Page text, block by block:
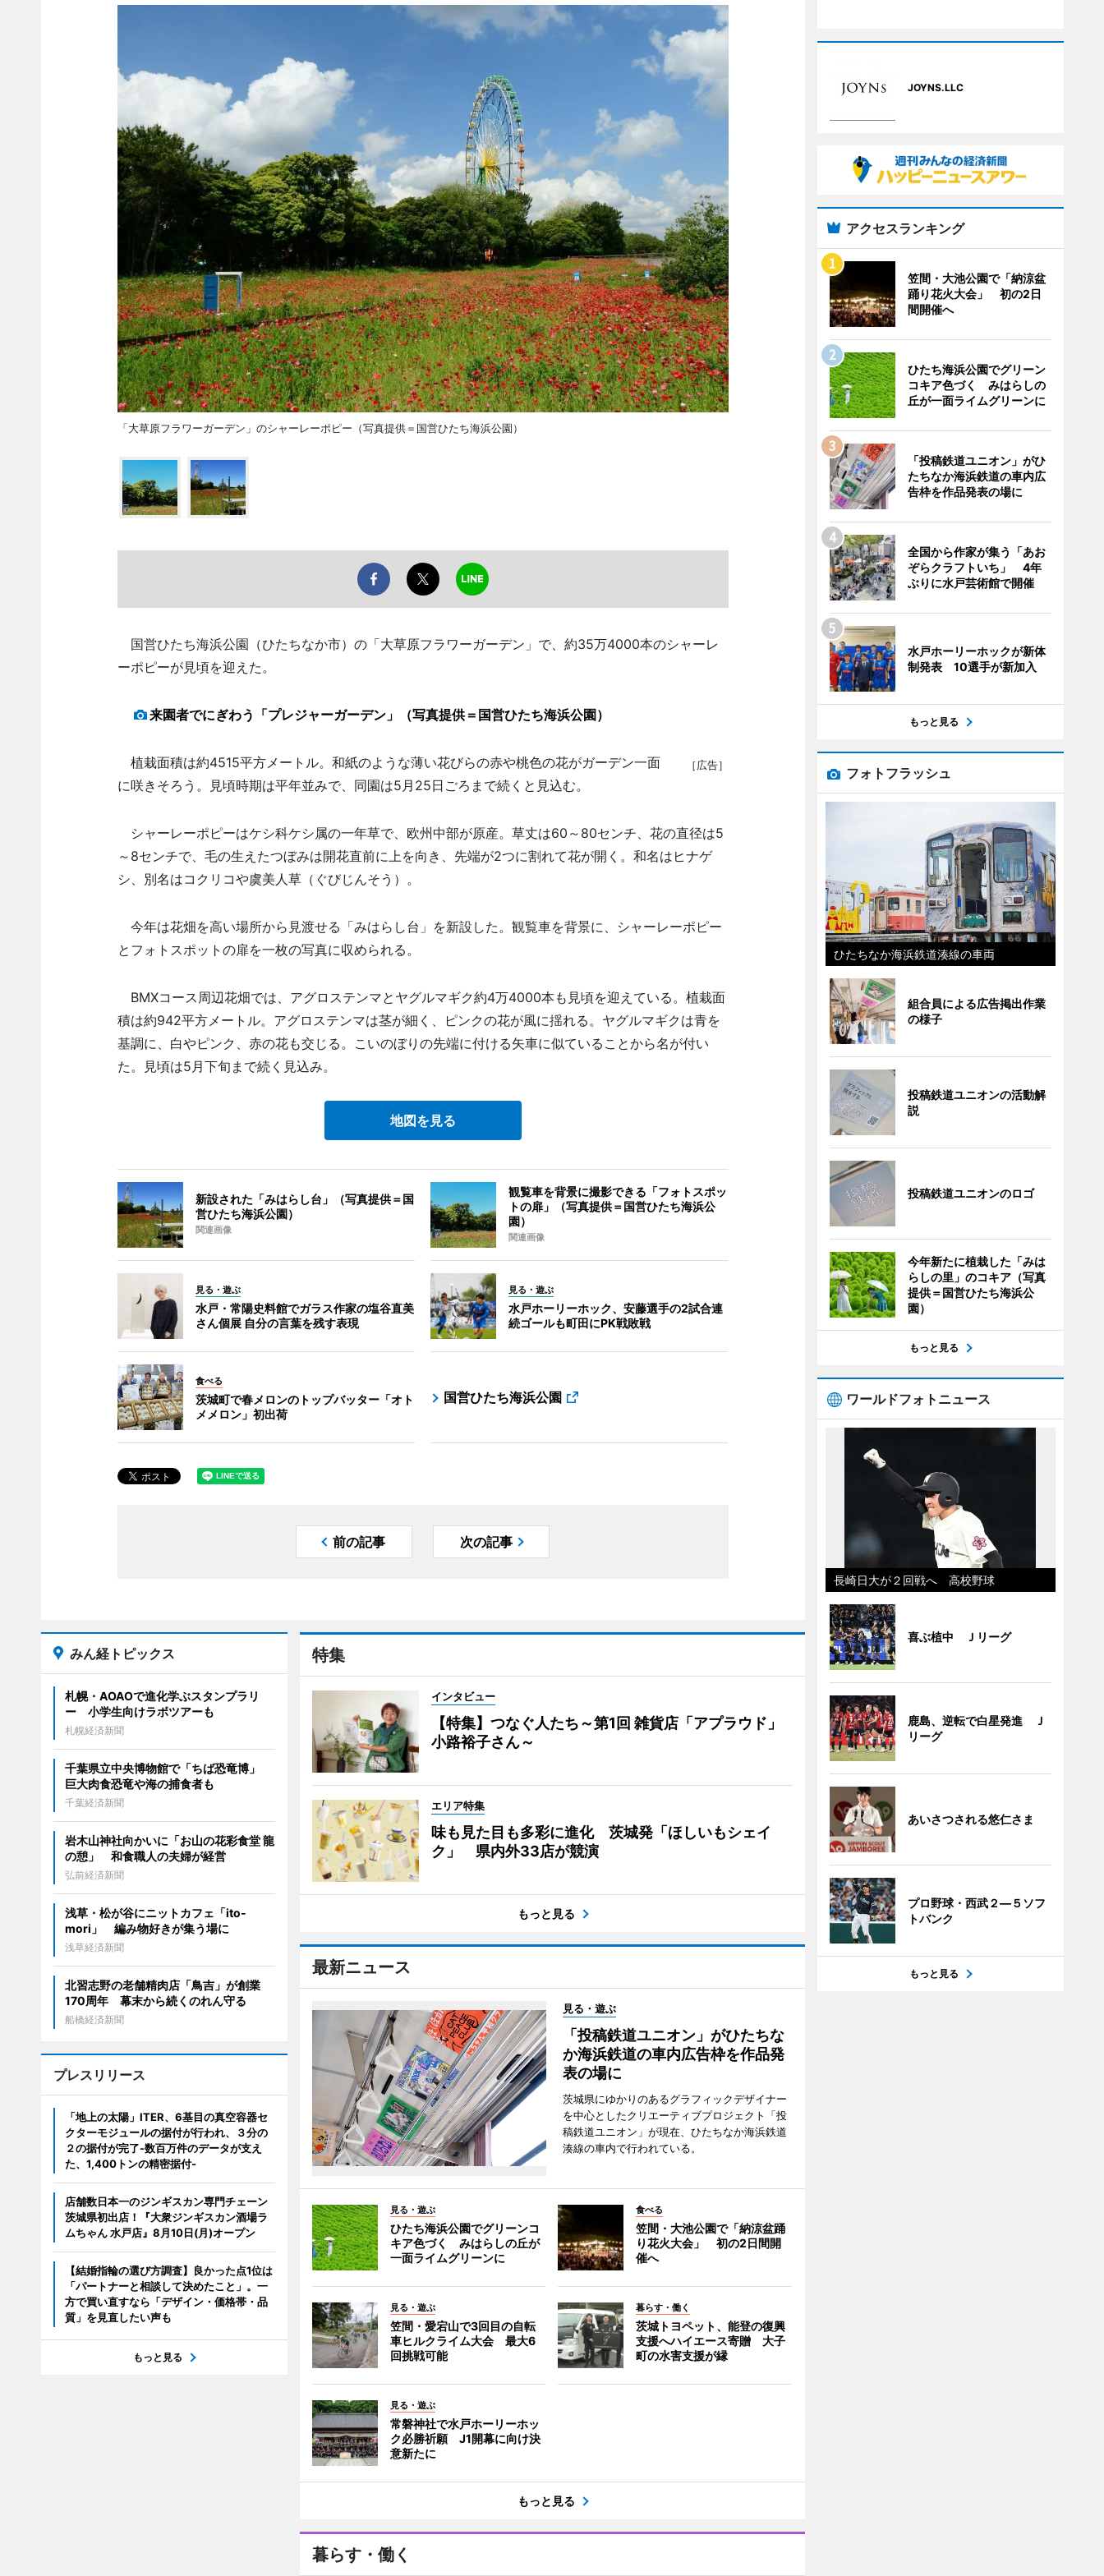
「大草原フラワーガーデン」のシャーレーポピー（写真提供＝国営ひたち海浜公園）
国営ひたち海浜公園（ひたちなか市）の「大草原フラワーガーデン」で、約35万4000本のシャーレ
ーポピーが見頃を迎えた。
来園者でにぎわう「プレジャーガーデン」（写真提供＝国営ひたち海浜公園）
［広告］
植栽面積は約4515平方メートル。和紙のような薄い花びらの赤や桃色の花がガーデン一面
に咲きそろう。見頃時期は平年並みで、同園は5月25日ごろまで続くと見込む。
シャーレーポピーはケシ科ケシ属の一年草で、欧州中部が原産。草丈は60～80センチ、花の直径は5
～8センチで、毛の生えたつぼみは開花直前に上を向き、先端が2つに割れて花が開く。和名はヒナゲ
シ、別名はコクリコや虞美人草（ぐびじんそう）。
今年は花畑を高い場所から見渡せる「みはらし台」を新設した。観覧車を背景に、シャーレーポピー
とフォトスポットの扉を一枚の写真に収められる。
BMXコース周辺花畑では、アグロステンマとヤグルマギク約4万4000本も見頃を迎えている。植栽面
積は約942平方メートル。アグロステンマは茎が細く、ピンクの花が風に揺れる。ヤグルマギクは青を
基調に、白やピンク、赤の花も交じる。こいのぼりの先端に付ける矢車に似ていることから名が付い
た。見頃は5月下旬まで続く見込み。
地図を見る
新設された「みはらし台」（写真提供＝国
営ひたち海浜公園）
関連画像
観覧車を背景に撮影できる「フォトスポッ
トの扉」（写真提供＝国営ひたち海浜公
園）
関連画像
見る・遊ぶ
水戸・常陽史料館でガラス作家の塩谷直美
さん個展 自分の言葉を残す表現
見る・遊ぶ
水戸ホーリーホック、安藤選手の2試合連
続ゴールも町田にPK戦敗戦
食べる
茨城町で春メロンのトップバッター「オト
メメロン」初出荷
国営ひたち海浜公園
前の記事 次の記事
特集
インタビュー
【特集】つなぐ人たち～第1回 雑貨店「アプラウド」
小路裕子さん～
エリア特集
味も見た目も多彩に進化 茨城発「ほしいもシェイ
ク」 県内外33店が競演
もっと見る
最新ニュース
見る・遊ぶ
「投稿鉄道ユニオン」がひたちな
か海浜鉄道の車内広告枠を作品発
表の場に
茨城県にゆかりのあるグラフィックデザイナー
を中心としたクリエーティブプロジェクト「投
稿鉄道ユニオン」が現在、ひたちなか海浜鉄道
湊線の車内で行われている。
見る・遊ぶ
ひたち海浜公園でグリーンコ
キア色づく みはらしの丘が
一面ライムグリーンに
食べる
笠間・大池公園で「納涼盆踊
り花火大会」 初の2日間開
催へ
見る・遊ぶ
笠間・愛宕山で3回目の自転
車ヒルクライム大会 最大6
回挑戦可能
暮らす・働く
茨城トヨペット、能登の復興
支援へハイエース寄贈 大子
町の水害支援が縁
見る・遊ぶ
常磐神社で水戸ホーリーホッ
ク必勝祈願 J1開幕に向け決
意新たに
もっと見る
暮らす・働く
みん経トピックス
札幌・AOAOで進化学ぶスタンプラリ
ー 小学生向けラボツアーも
札幌経済新聞
千葉県立中央博物館で「ちば恐竜博」
巨大肉食恐竜や海の捕食者も
千葉経済新聞
岩木山神社向かいに「お山の花彩食堂 龍
の憩」 和食職人の夫婦が経営
弘前経済新聞
浅草・松が谷にニットカフェ「ito-
mori」 編み物好きが集う場に
浅草経済新聞
北習志野の老舗精肉店「鳥吉」が創業
170周年 幕末から続くのれん守る
船橋経済新聞
プレスリリース
「地上の太陽」ITER、6基目の真空容器セ
クターモジュールの据付が行われ、３分の
２の据付が完了-数百万件のデータが支え
た、1,400トンの精密据付-
店舗数日本一のジンギスカン専門チェーン
茨城県初出店！『大衆ジンギスカン酒場ラ
ムちゃん 水戸店』8月10日(月)オープン
【結婚指輪の選び方調査】良かった点1位は
「パートナーと相談して決めたこと」。一
方で買い直すなら「デザイン・価格帯・品
質」を見直したい声も
もっと見る
JOYNS.LLC
アクセスランキング
笠間・大池公園で「納涼盆
踊り花火大会」 初の2日
間開催へ
ひたち海浜公園でグリーン
コキア色づく みはらしの
丘が一面ライムグリーンに
「投稿鉄道ユニオン」がひ
たちなか海浜鉄道の車内広
告枠を作品発表の場に
全国から作家が集う「あお
ぞらクラフトいち」 4年
ぶりに水戸芸術館で開催
水戸ホーリーホックが新体
制発表 10選手が新加入
もっと見る
フォトフラッシュ
ひたちなか海浜鉄道湊線の車両
組合員による広告掲出作業
の様子
投稿鉄道ユニオンの活動解
説
投稿鉄道ユニオンのロゴ
今年新たに植栽した「みは
らしの里」のコキア（写真
提供＝国営ひたち海浜公
園）
もっと見る
ワールドフォトニュース
長崎日大が２回戦へ 高校野球
喜ぶ植中 Ｊリーグ
鹿島、逆転で白星発進 Ｊ
リーグ
あいさつされる悠仁さま
プロ野球・西武２―５ソフ
トバンク
もっと見る